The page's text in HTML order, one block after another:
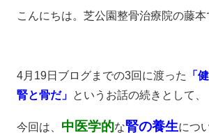
こんにちは。芝公園整骨治療院の藤本
4月19日ブログまでの3回に渡った
「
腎と骨だ」 というお話の続きとして、
今回は、 中医学的な腎の養生につ